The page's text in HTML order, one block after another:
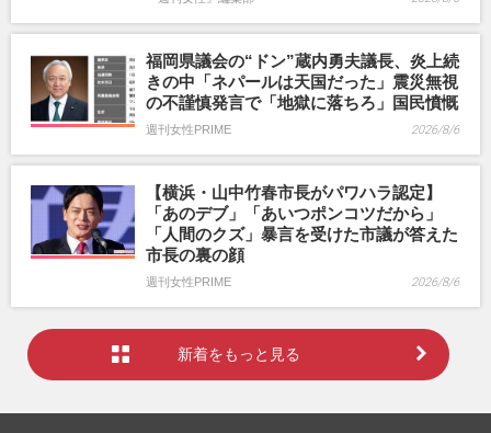
福岡県議会の“ドン”蔵内勇夫議長、炎上続
きの中「ネパールは天国だった」震災無視
の不謹慎発言で「地獄に落ちろ」国民憤慨
週刊女性PRIME 2026/8/6
【横浜・山中竹春市長がパワハラ認定】
「あのデブ」「あいつポンコツだから」
「人間のクズ」暴言を受けた市議が答えた
市長の裏の顔
週刊女性PRIME 2026/8/6
新着をもっと見る